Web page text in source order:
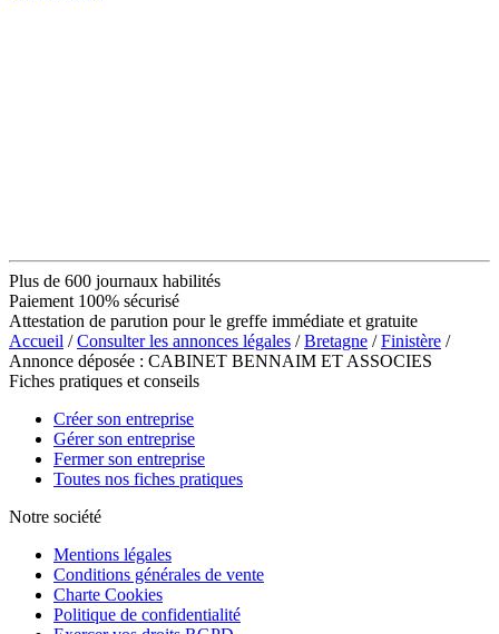
Plus de 600 journaux habilités
Paiement 100% sécurisé
Attestation de parution pour le greffe immédiate et gratuite
Accueil /Consulter les annonces légales /Bretagne /Finistère /
Annonce déposée : CABINET BENNAIM ET ASSOCIES
Fiches pratiques et conseils
Créer son entreprise
Gérer son entreprise
Fermer son entreprise
Toutes nos fiches pratiques
Notre société
Mentions légales
Conditions générales de vente
Charte Cookies
Politique de confidentialité